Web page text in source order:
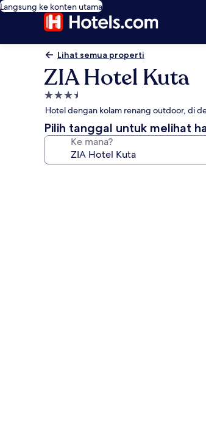
Langsung ke konten utama
Lihat semua properti
ZIA Hotel Kuta
Properti
bintang
3.5
Hotel dengan kolam renang outdoor, di
Pilih tanggal untuk melihat
Ke mana?